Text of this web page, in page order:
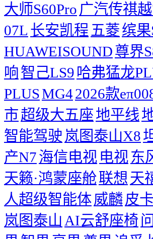
大师S60Pro 广汽传祺
07L 长安凯程 五菱缤果
HUAWEISOUND尊界
响智己LS9 哈弗猛龙
PLUSMG42026款
市超级大五座地平线
智能驾驶 岚图泰山X8
产N7海信电视 电视东
天籁·鸿蒙座舱联想 天
人超级智能体威麟皮卡
岚图泰山 AI云舒座椅